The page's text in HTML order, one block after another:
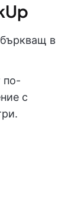
в
по-
с